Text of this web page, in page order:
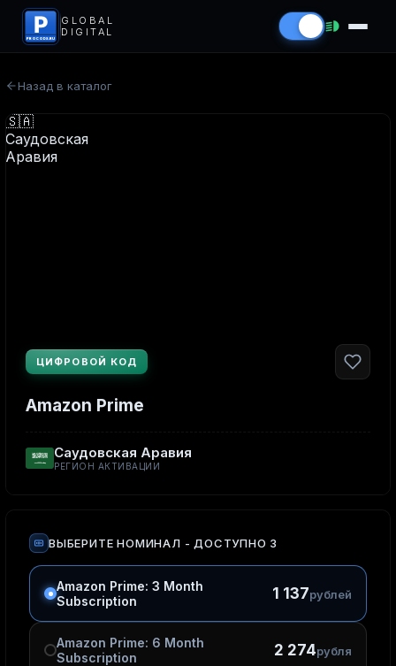
P
PROCODS.RU
GLOBAL
DIGITAL
Назад в каталог
ЦИФРОВОЙ КОД
Amazon Prime
Саудовская Аравия
РЕГИОН АКТИВАЦИИ
ВЫБЕРИТЕ НОМИНАЛ - ДОСТУПНО 3
Amazon Prime: 3 Month
Subscription
1 137рублей
Amazon Prime: 6 Month
Subscription
2 274рубля